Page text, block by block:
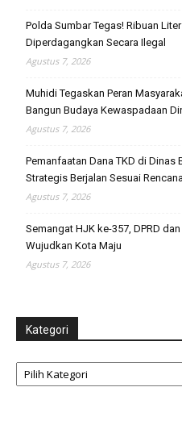
Polda Sumbar Tegas! Ribuan
Diperdagangkan Secara Ilegal
Agustus 7, 2026
Muhidi Tegaskan Peran
Bangun Budaya Kewaspadaan
Agustus 7, 2026
Pemanfaatan Dana TKD di Dinas
Strategis Berjalan Sesuai Rencana
Agustus 7, 2026
Semangat HJK ke-357, DPRD
Wujudkan Kota Maju
Agustus 7, 2026
Kategori
Kategori